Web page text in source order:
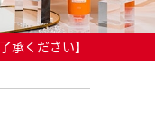
ください】